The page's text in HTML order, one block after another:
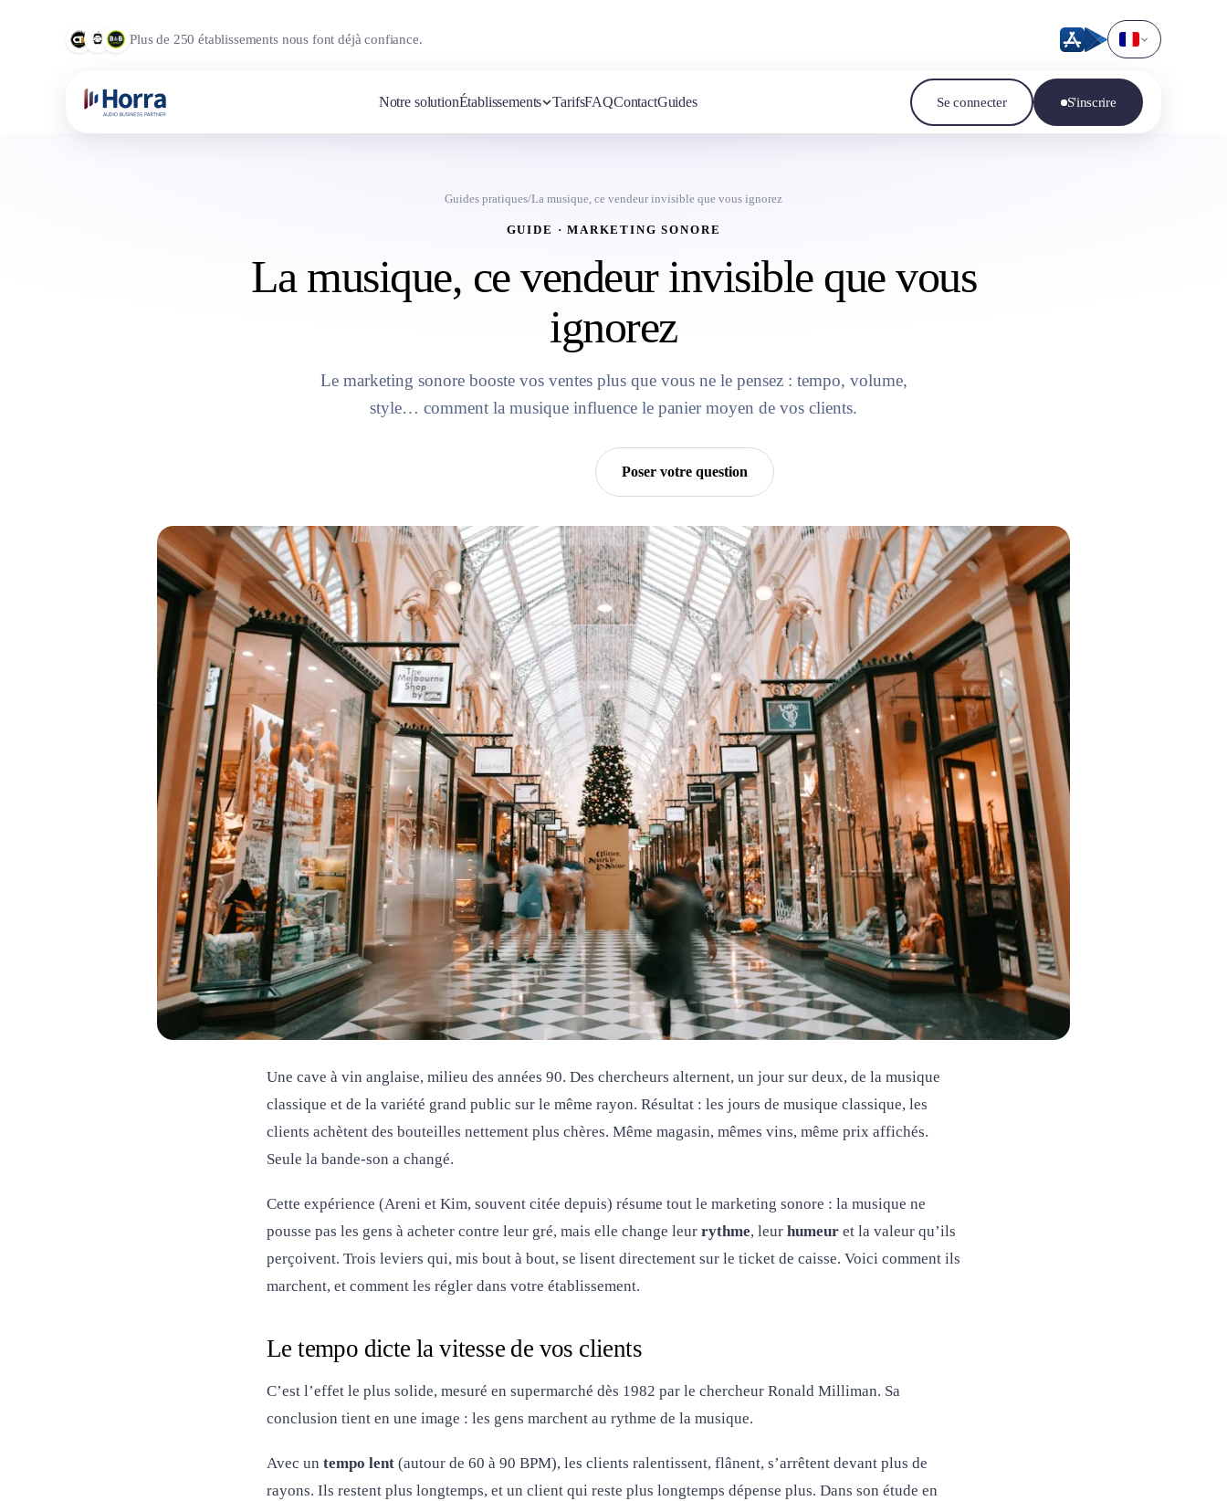
Plus de 250 établissements nous font déjà confiance.
Notre solutionÉtablissements TarifsFAQContactGuides Se connecter S'inscrire
Guides pratiques/La musique, ce vendeur invisible que vous ignorez
GUIDE · MARKETING SONORE
La musique, ce vendeur invisible que vous
ignorez
Le marketing sonore booste vos ventes plus que vous ne le pensez : tempo, volume,
style… comment la musique influence le panier moyen de vos clients.
Poser votre question
Une cave à vin anglaise, milieu des années 90. Des chercheurs alternent, un jour sur deux, de la musique
classique et de la variété grand public sur le même rayon. Résultat : les jours de musique classique, les
clients achètent des bouteilles nettement plus chères. Même magasin, mêmes vins, même prix affichés.
Seule la bande-son a changé.
Cette expérience (Areni et Kim, souvent citée depuis) résume tout le marketing sonore : la musique ne
pousse pas les gens à acheter contre leur gré, mais elle change leur rythme, leur humeur et la valeur qu’ils
perçoivent. Trois leviers qui, mis bout à bout, se lisent directement sur le ticket de caisse. Voici comment ils
marchent, et comment les régler dans votre établissement.
Le tempo dicte la vitesse de vos clients
C’est l’effet le plus solide, mesuré en supermarché dès 1982 par le chercheur Ronald Milliman. Sa
conclusion tient en une image : les gens marchent au rythme de la musique.
Avec un tempo lent (autour de 60 à 90 BPM), les clients ralentissent, flânent, s’arrêtent devant plus de
rayons. Ils restent plus longtemps, et un client qui reste plus longtemps dépense plus. Dans son étude en